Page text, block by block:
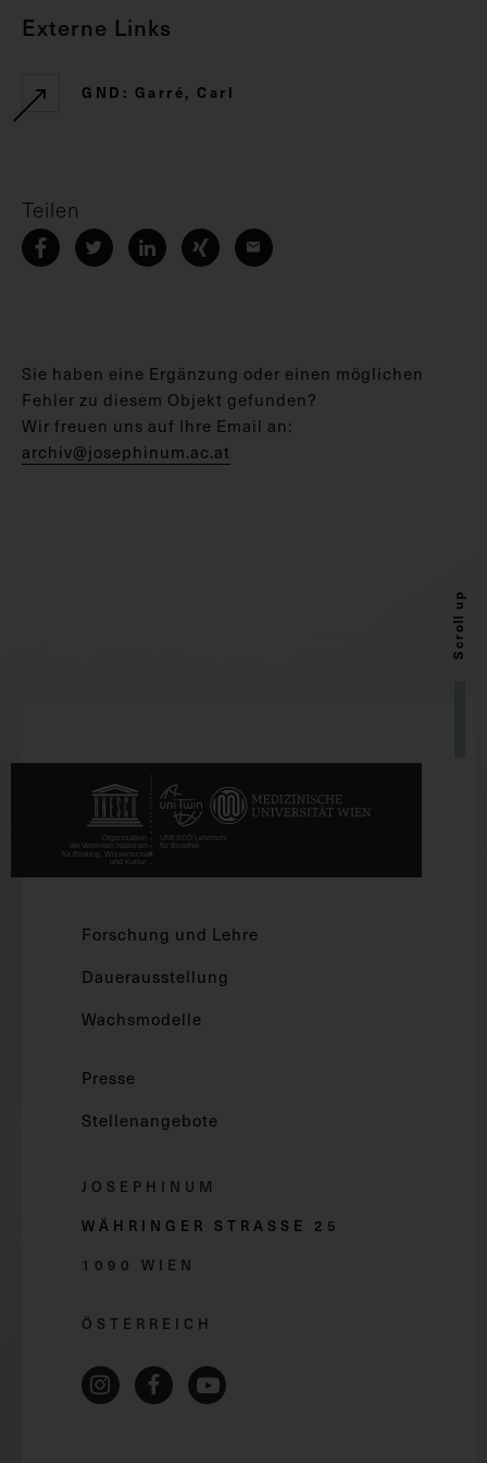
Externe Links
GND: Garré, Carl
Teilen
Sie haben eine Ergänzung oder einen möglichen
Fehler zu diesem Objekt gefunden?
Wir freuen uns auf Ihre Email an:
archiv@josephinum.ac.at
Scroll up
Forschung und Lehre
Dauerausstellung
Wachsmodelle
Presse
Stellenangebote
JOSEPHINUM
WÄHRINGER STRASSE 2 5
1090 WIEN
ÖSTERREICH